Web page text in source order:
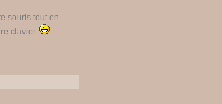
souris tout en
clavier.